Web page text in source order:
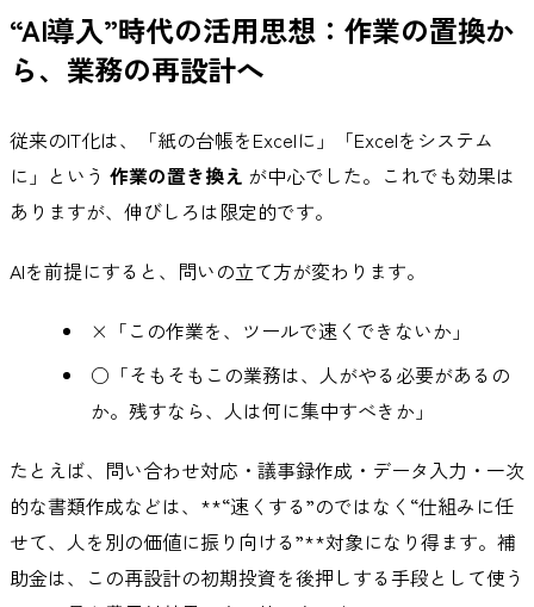
“AI導入”時代の活用思想：作業の置換か
ら、業務の再設計へ
従来のIT化は、「紙の台帳をExcelに」「Excelをシステム
に」という 作業の置き換え が中心でした。これでも効果は
ありますが、伸びしろは限定的です。
AIを前提にすると、問いの立て方が変わります。
×「この作業を、ツールで速くできないか」
○「そもそもこの業務は、人がやる必要があるの
か。残すなら、人は何に集中すべきか」
たとえば、問い合わせ対応・議事録作成・データ入力・一次
的な書類作成などは、**“速くする”のではなく“仕組みに任
せて、人を別の価値に振り向ける”**対象になり得ます。補
助金は、この再設計の初期投資を後押しする手段として使う